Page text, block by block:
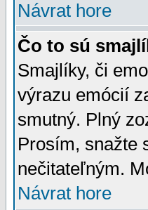
Návrat hore
Čo to sú
Smajlíky, či
výrazu emócií
smutný. Plný
Prosím, snažte
nečitateľným.
Návrat hore